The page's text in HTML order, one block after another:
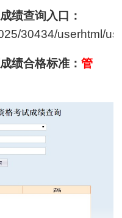
绩查询入口：
30434/userhtml/
绩合格标准： 管